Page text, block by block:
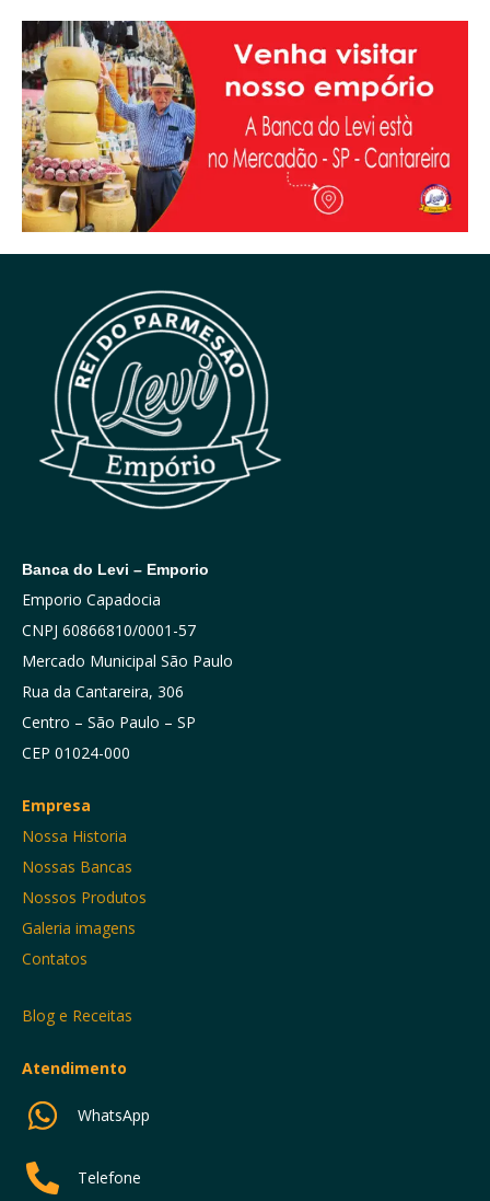
Banca do Levi – Emporio
Emporio Capadocia
CNPJ 60866810/0001-57
Mercado Municipal São Paulo
Rua da Cantareira, 306
Centro – São Paulo – SP
CEP 01024-000
Empresa
Nossa Historia
Nossas Bancas
Nossos Produtos
Galeria imagens
Contatos
Blog e Receitas
Atendimento
WhatsApp
Telefone